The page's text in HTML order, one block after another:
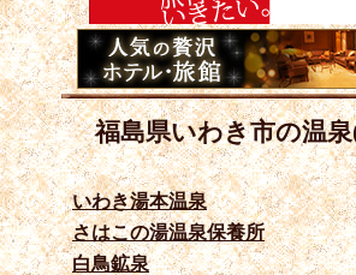
福島県いわき市の温
いわき湯本温泉
さはこの湯温泉保養所
白鳥鉱泉